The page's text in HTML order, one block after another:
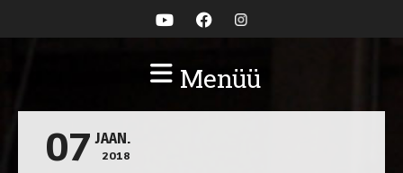
Menüü
07 JAAN.
2018